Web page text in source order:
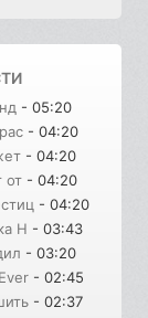
- 05:20
- 04:20
- 04:20
от - 04:20
- 04:20
H - 03:43
- 03:20
- 02:45
- 02:37